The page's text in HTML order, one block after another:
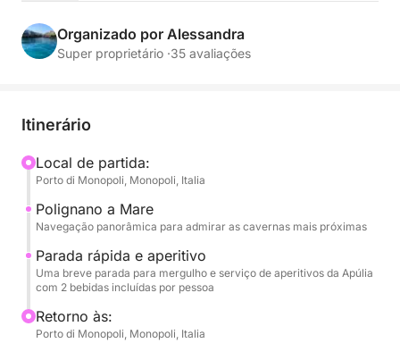
Navegaremos rapidamente ao longo dos
imponentes penhascos de Polignano a Mare para
máximo para aproveitar o passeio e um breve, mas
A bordo, a diversão é garantida: você pode ouvir
sua música favorita graças ao sistema de som e
poderá usar uma prancha de SUP e infláveis para se
divertir na água.
O destaque do passeio será um delicioso aperitivo
com sabores típicos da Apúlia (focaccia, taralli,
azeitonas, etc.) e duas bebidas por pessoa (com e
Organizado por Alessandra
Super proprietário ·35 avaliações
Itinerário
Local de partida:
Porto di Monopoli, Monopoli, Italia
Polignano a Mare
Navegação panorâmica para admirar as cavernas mais próximas
Parada rápida e aperitivo
Uma breve parada para mergulho e serviço de aperitivos da Apúlia
com 2 bebidas incluídas por pessoa
Retorno às:
Porto di Monopoli, Monopoli, Italia